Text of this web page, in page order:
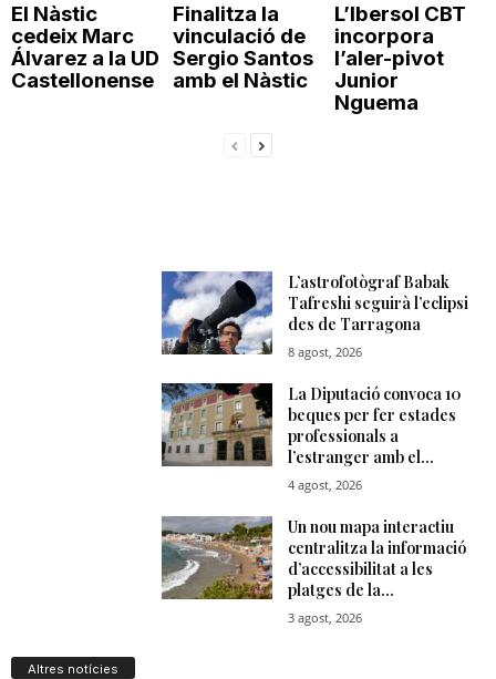
El Nàstic
cedeix Marc
Álvarez a la UD
Castellonense
Finalitza la
vinculació de
Sergio Santos
amb el Nàstic
L’Ibersol CBT
incorpora
l’aler-pivot
Junior
Nguema
Altres notícies